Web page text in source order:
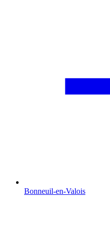
Bonneuil-en-Valois